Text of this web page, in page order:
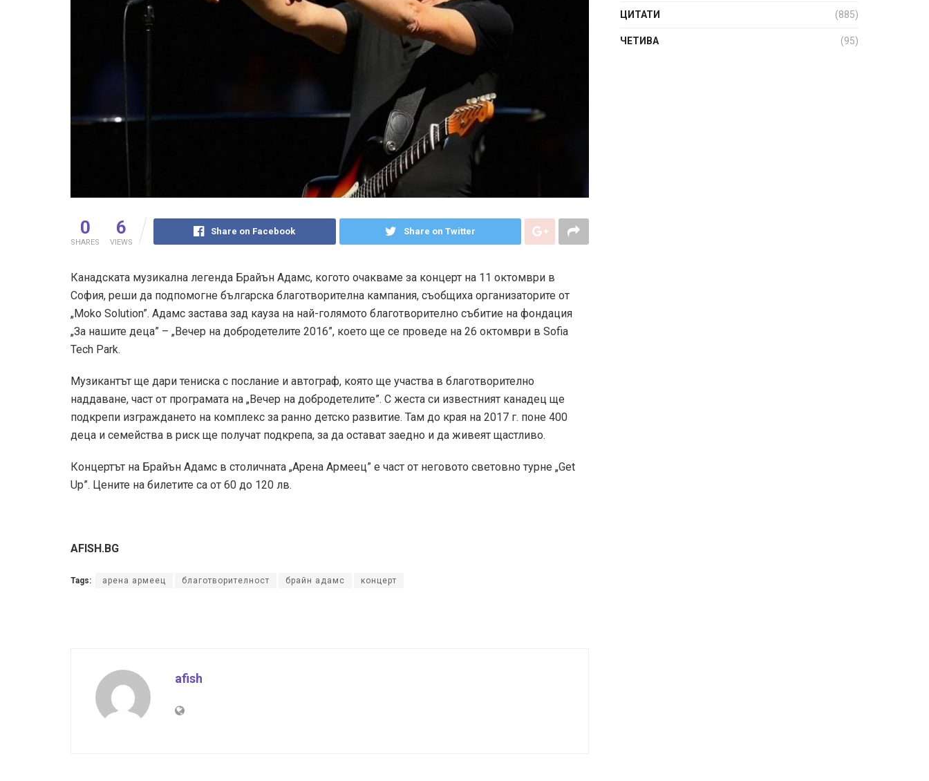
0
SHARES
6
VIEWS
Share on Facebook Share on Twitter
Канадската музикална легенда Брайън Адамс, когото очакваме за концерт на 11 октомври в
София, реши да подпомогне българска благотворителна кампания, съобщиха организаторите от
„Moko Solution”. Адамс застава зад кауза на най-голямото благотворително събитие на фондация
„За нашите деца” – „Вечер на добродетелите 2016”, което ще се проведе на 26 октомври в Sofia
Tech Park.
Музикантът ще дари тениска с послание и автограф, която ще участва в благотворително
наддаване, част от програмата на „Вечер на добродетелите”. С жеста си известният канадец ще
подкрепи изграждането на комплекс за ранно детско развитие. Там до края на 2017 г. поне 400
деца и семейства в риск ще получат подкрепа, за да остават заедно и да живеят щастливо.
Концертът на Брайън Адамс в столичната „Арена Армеец” е част от неговото световно турне „Get
Up”. Цените на билетите са от 60 до 120 лв.
AFISH.BG
Tags: арена армеец благотворителност брайн адамс концерт
afish
ЦИТАТИ (885)
ЧЕТИВА (95)